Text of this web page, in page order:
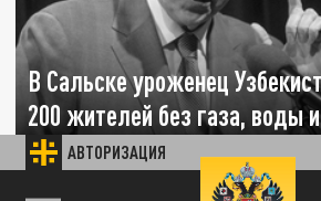
АВТОРИЗАЦИЯ
В Сальске уроженец
200 жителей без газа, воды
16 ДЕКАБРЯ 08:28
В деле разберётся